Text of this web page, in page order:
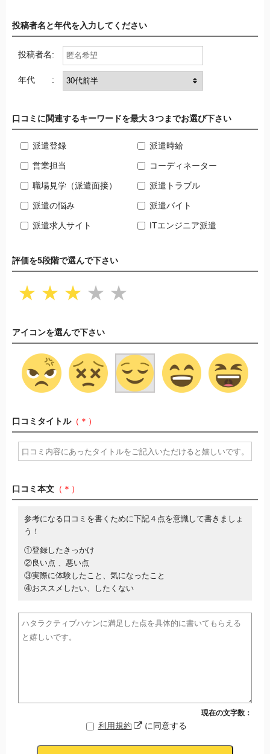
投稿者名と年代を入力してください
投稿者名:
年代 :
口コミに関連するキーワードを最大３つまでお選び下さい
派遣登録 派遣時給
営業担当 コーディネーター
職場見学（派遣面接） 派遣トラブル
派遣の悩み 派遣バイト
派遣求人サイト ITエンジニア派遣
評価を5段階で選んで下さい
★ ★ ★ ★ ★
アイコンを選んで下さい
口コミタイトル（＊）
口コミ本文 （＊）
参考になる口コミを書くために下記４点を意識して書きましょ
う！
①登録したきっかけ
②良い点 、悪い点
③実際に体験したこと、気になったこと
④おススメしたい、したくない
現在の文字数：
利用規約 に同意する